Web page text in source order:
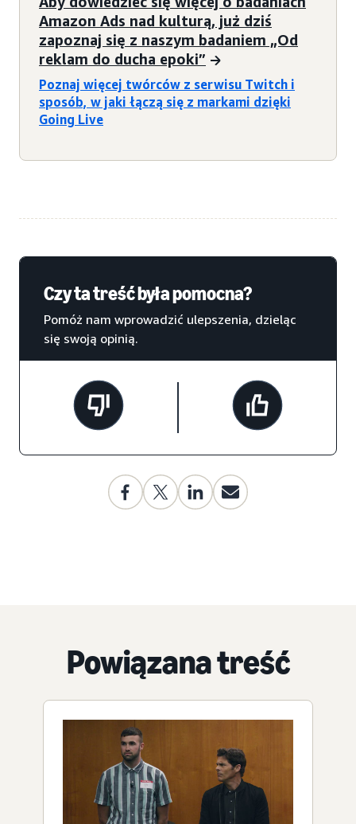
Amazon Ads nad kulturą, już dziś
zapoznaj się z naszym badaniem „Od
reklam do ducha epoki”
Poznaj więcej twórców z serwisu Twitch i
sposób, w jaki łączą się z markami dzięki
Going Live
Czy ta treść była pomocna?
Pomóż nam wprowadzić ulepszenia, dzieląc
się swoją opinią.
Powiązana treść